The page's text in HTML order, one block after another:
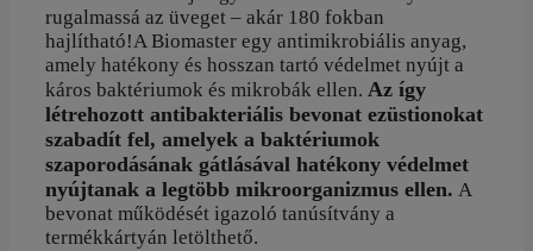
rugalmassá az üveget – akár 180 fokban
hajlítható!A Biomaster egy antimikrobiális anyag,
amely hatékony és hosszan tartó védelmet nyújt a
káros baktériumok és mikrobák ellen. Az így
létrehozott antibakteriális bevonat ezüstionokat
szabadít fel, amelyek a baktériumok
szaporodásának gátlásával hatékony védelmet
nyújtanak a legtöbb mikroorganizmus ellen. A
bevonat működését igazoló tanúsítvány a
termékkártyán letölthető.